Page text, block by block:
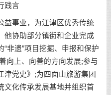
践言
事业，为江津区优秀传统
他协助部分镇街和企业完成
“非遗”项目挖掘、申报和保护
向上、向善的方向发展;参与
津党史》;为四面山旅游集团
文化传承发展基地并组织首